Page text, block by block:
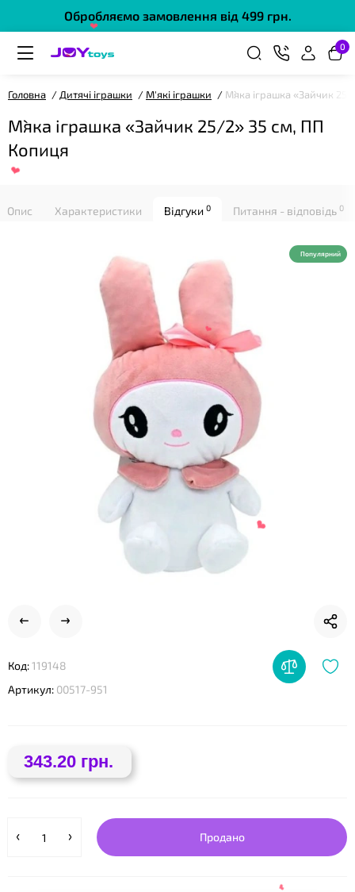
Обробляємо замовлення від 499 грн.
0
Головна Дитячі іграшки М'які іграшки М`яка іграшка «Зайчик
М`яка іграшка «Зайчик 25/2» 35 см, ПП
Копиця
Опис Характеристики Відгуки 0 Питання - відповідь 0
Популярний
Код:119148
Артикул: 00517-951
343.20 грн.
Продано
❤
❤